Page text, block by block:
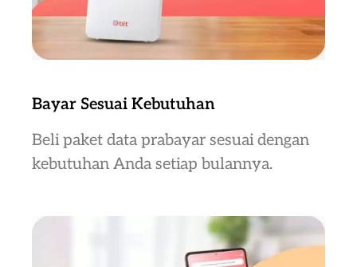
Bayar Sesuai Kebutuhan
Beli paket data prabayar sesuai dengan
kebutuhan Anda setiap bulannya.